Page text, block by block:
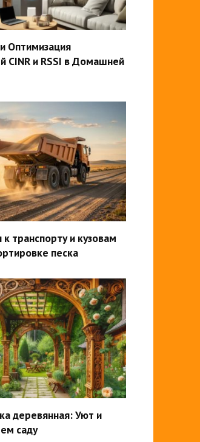
Оптимизация
CINR и RSSI в Домашней
транспорту и кузовам
песка
деревянная: Уют и
саду